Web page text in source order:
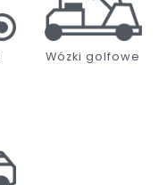
Wózki golfowe